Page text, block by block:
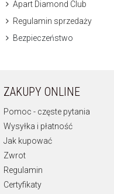
Apart Diamond Club
Regulamin sprzedaży
Bezpieczeństwo
ZAKUPY ONLINE
Pomoc - częste pytania
Wysyłka i płatność
Jak kupować
Zwrot
Regulamin
Certyfikaty